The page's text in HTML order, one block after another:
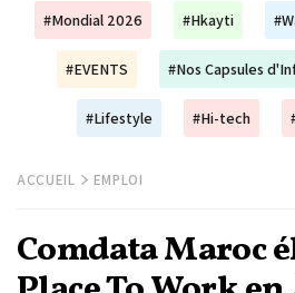
#Mondial 2026 #Hkayti
#EVENTS #Nos Capsules
#Lifestyle #Hi-tech
ACCUEIL EMPLOI
Comdata Maroc